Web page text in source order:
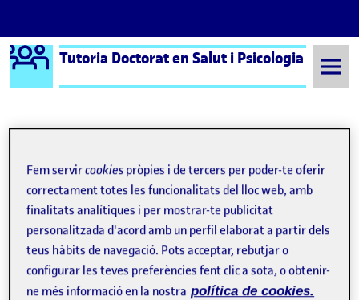
Saltar al contingut
Logo Ágora
Tutoria Doctorat en Salut i Psicologia
Navegació d'entrades
Anterior: Visiting the MWC 2025 with my industrial PhD
Següent
Publicat perVII Congreso de
Publicat per
Laura Soler Farre
Visibilitat:
Públic Data de publicació
14 Març 20253 abril, 2025 10:39 am
-comentariel VII Congreso de Alimentación,
Fem servircookies pròpies i de tercers per poder-te oferir
correctament totes les funcionalitats del lloc web, amb
finalitats analítiques i per mostrar-te publicitat
personalitzada d'acord amb un perfil elaborat a partir dels
teus hàbits de navegació. Pots acceptar, rebutjar o
configurar les teves preferències fent clic a sota, o obtenir-
ne més informació en la nostra política de cookies.